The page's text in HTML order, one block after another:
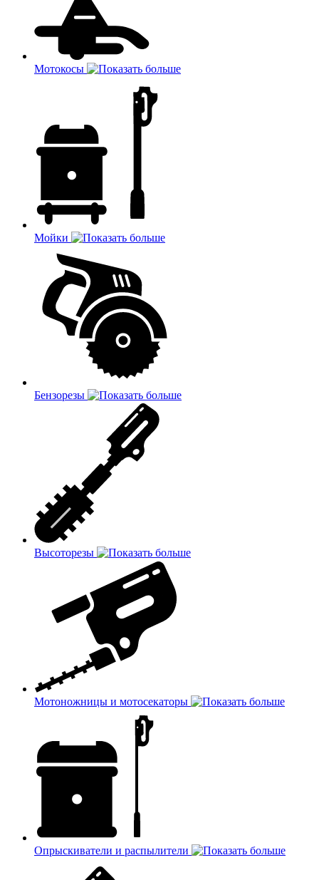
Мотокосы
Мойки
Бензорезы
Высоторезы
Мотоножницы и мотосекаторы
Опрыскиватели и распылители